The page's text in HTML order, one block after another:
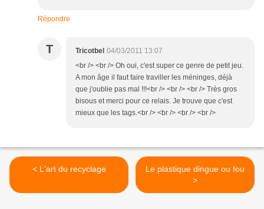
Répondre
T Tricotbel 04/03/2011 13:07
<br /> <br /> Oh oui, c'est super ce genre de petit jeu.
A mon âge il faut faire traviller les méninges, déjà
que j'oublie pas mal !!!<br /> <br /> <br /> Très gros
bisous et merci pour ce relais. Je trouve que c'est
mieux que les tags.<br /> <br /> <br /> <br />
< L'art du recyclage
Le plastique dingue ou fou
>